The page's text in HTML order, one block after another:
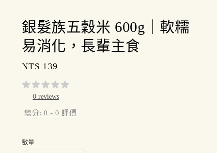
銀髮族五穀米 600g｜軟糯
易消化，長輩主食
Regular
price
NT$ 139
0 reviews
總分:0 - 0 評價
數量